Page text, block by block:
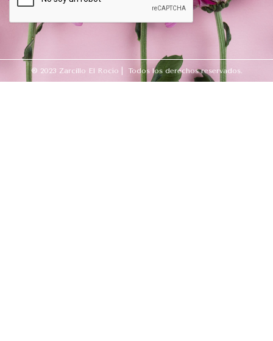
® 2023 Zarcillo El Rocío | Todos los derechos reservados.